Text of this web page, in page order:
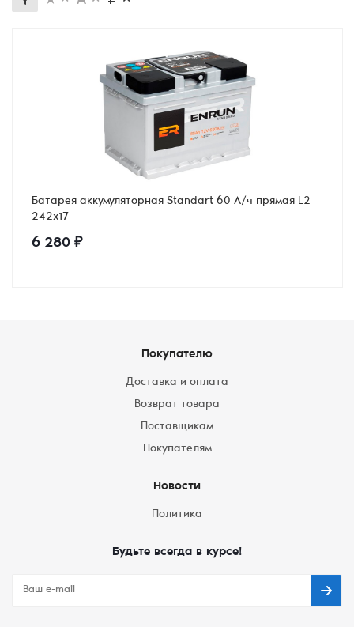
Батарея аккумуляторная Standart 60 А/ч прямая L2
242х17
6 280 ₽
Покупателю
Доставка и оплата
Возврат товара
Поставщикам
Покупателям
Новости
Политика
Будьте всегда в курсе!